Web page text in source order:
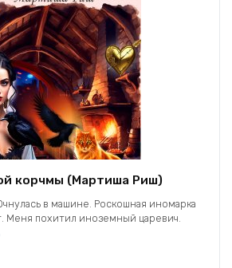
корчмы (Мартиша Риш)
в машине. Роскошная иномарка
Меня похитил иноземный царевич.